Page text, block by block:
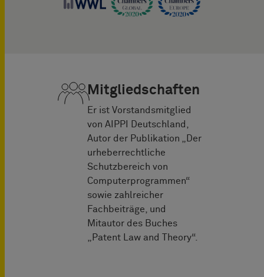
Mitgliedschaften
Er ist Vorstandsmitglied
von AIPPI Deutschland,
Autor der Publikation „Der
urheberrechtliche
Schutzbereich von
Computerprogrammen“
sowie zahlreicher
Fachbeiträge, und
Mitautor des Buches
„Patent Law and Theory“.